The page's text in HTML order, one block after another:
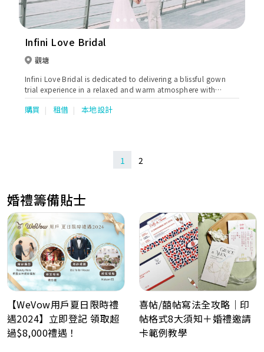
Infini Love Bridal
觀塘
Infini Love Bridal is dedicated to delivering a blissful gown
trial experience in a relaxed and warm atmosphere with
premium consulting services.
購買 租借 本地設計
1 2
婚禮籌備貼士
【WeVow用戶夏日限時禮
遇2024】立即登記 領取超
過$8,000禮遇！
喜帖/囍帖寫法全攻略｜印
帖格式8大須知＋婚禮邀請
卡範例教學